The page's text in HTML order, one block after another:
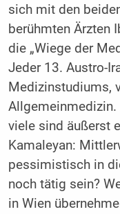
sich mit den
berühmten Ärzten
die „Wiege der
Jeder 13. Austro-
Medizinstudiums,
Allgemeinmedizin.
viele sind äußerst
Kamaleyan:
pessimistisch in
noch tätig sein?
in Wien